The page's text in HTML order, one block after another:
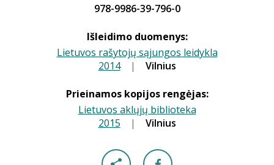
978-9986-39-796-0
Išleidimo duomenys:
Lietuvos rašytojų sąjungos leidykla
2014 | Vilnius
Prieinamos kopijos rengėjas:
Lietuvos aklųjų biblioteka
2015 | Vilnius